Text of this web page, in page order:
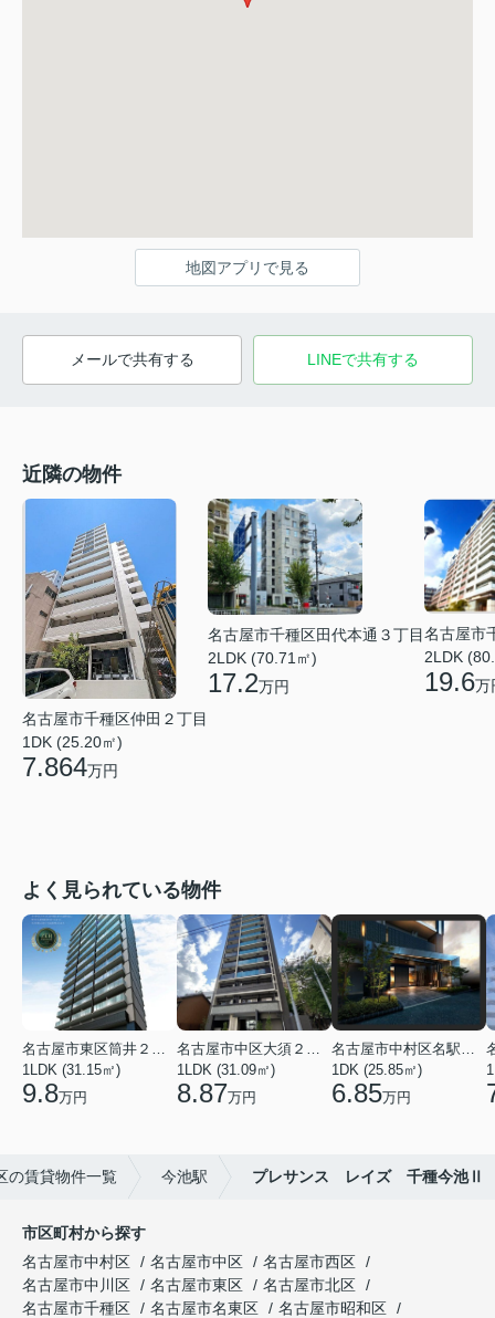
地図アプリで見る
メールで共有する LINEで共有する
近隣の物件
名古屋市千種区仲田２丁目
1DK (25.20㎡)
7.864万円
名古屋市千種区田代本通３丁目
2LDK (70.71㎡)
17.2万円
名古屋市
2LDK
19.6万
よく見られている物件
1LDK (31.15㎡)
9.8万円
1LDK (31.09㎡)
8.87万円
1DK (25.85㎡)
6.85万円
の賃貸物件一覧 今池駅 プレサンス レイズ 千種今池Ⅱ
市区町村から探す
名古屋市中村区
名古屋市中区
名古屋市西区
名古屋市中川区
名古屋市東区
名古屋市北区
名古屋市千種区
名古屋市名東区
名古屋市昭和区